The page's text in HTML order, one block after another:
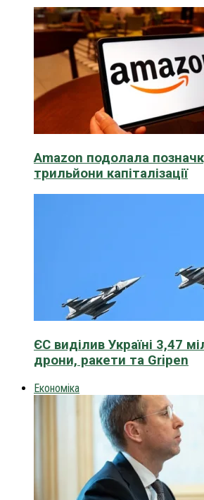
Amazon подолала
трильйони капіталізації
ЄС виділив Україні 3,47
дрони, ракети та Gripen
Економіка